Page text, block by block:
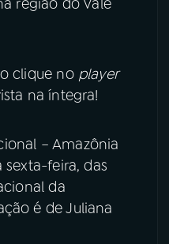
região do Vale
clique no player
na íntegra!
– Amazônia
sexta-feira, das
da
é de Juliana